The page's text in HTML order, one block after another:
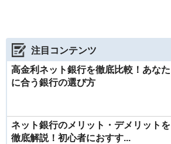
注目コンテンツ
高金利ネット銀行を徹底比較！あなた
に合う銀行の選び方
ネット銀行のメリット・デメリットを
徹底解説！初心者におすす...